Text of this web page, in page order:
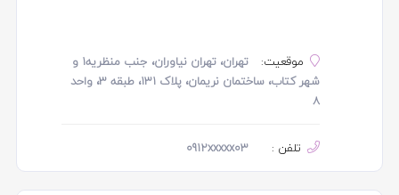
موقعیت:
تهران، تهران نیاوران، جنب منظریه1 و
شهر کتاب، ساختمان نریمان، پلاک 131، طبقه ۳، واحد
۸
تلفن : 0912xxxxx03